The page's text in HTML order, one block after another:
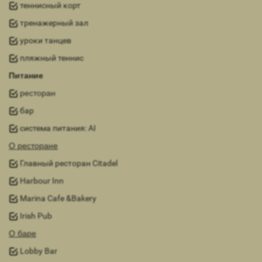
теннисный корт
тренажерный зал
уроки танцев
пляжный теннис
Питание
ресторан
бар
система питания: AI
О ресторане
Главный ресторан Citadel
Harbour Inn
Marina Cafe &Bakery
Irish Pub
О баре
Lobby Bar